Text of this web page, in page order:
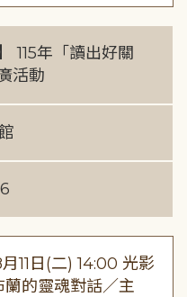
115年「讀出好關
活動
月11日(二) 14:00 光影
的靈魂對話／主